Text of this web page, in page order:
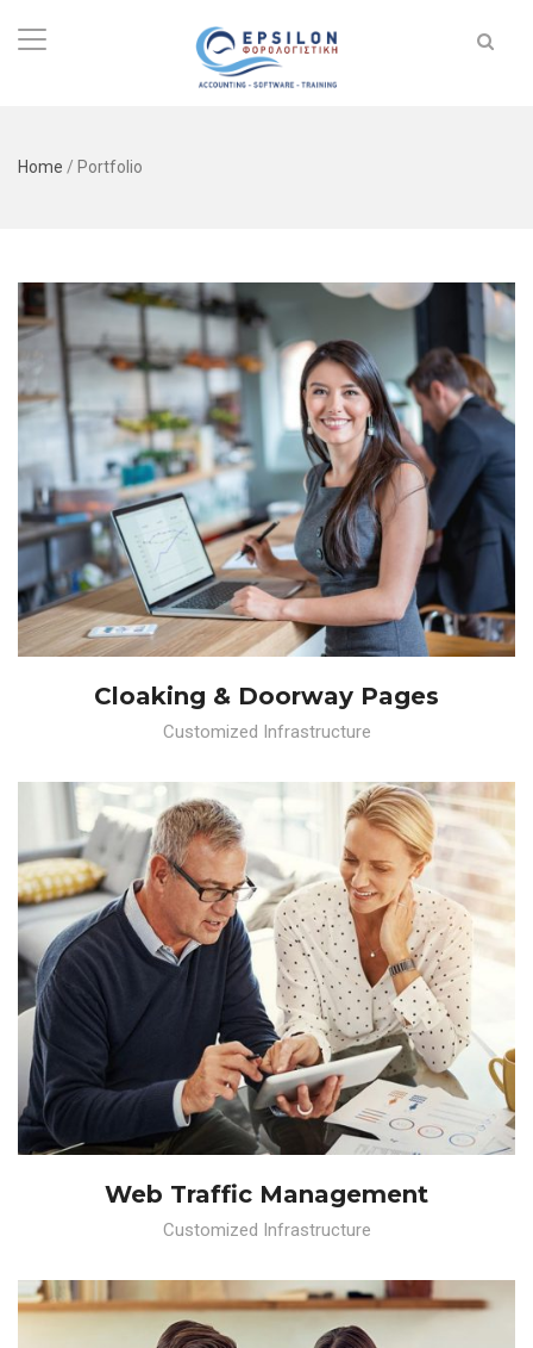
Home / Portfolio
Cloaking & Doorway Pages
Customized Infrastructure
Web Traffic Management
Customized Infrastructure